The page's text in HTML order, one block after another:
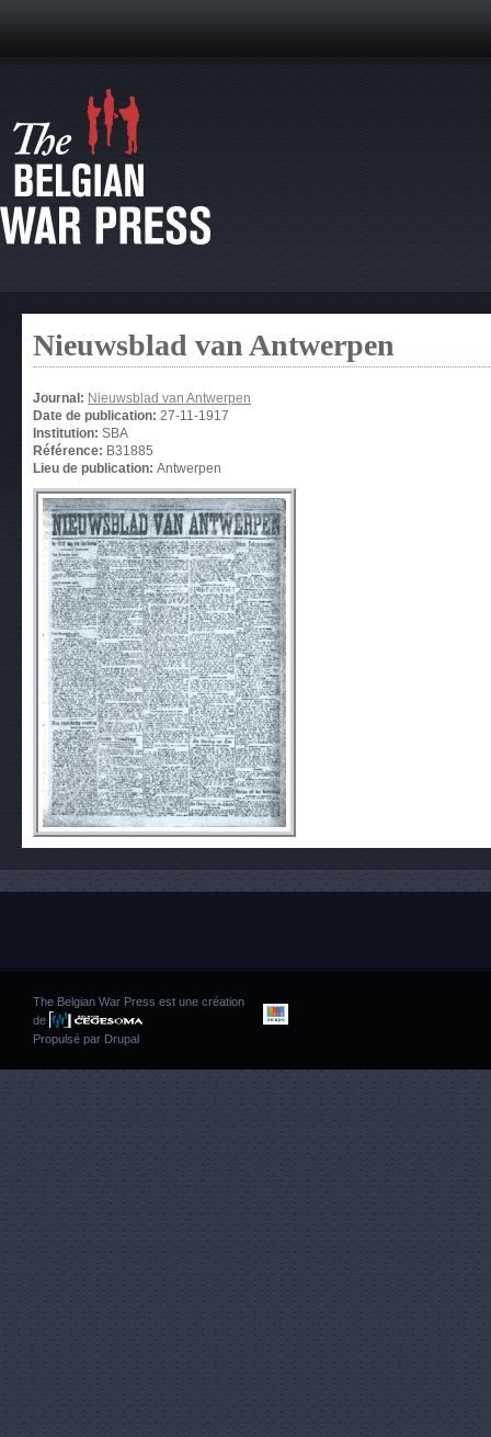
Nieuwsblad van Antwerpen
Journal: Nieuwsblad van Antwerpen
Date de publication: 27-11-1917
Institution: SBA
Référence: B31885
Lieu de publication: Antwerpen
The Belgian War Press est une création
de
Propulsé par Drupal